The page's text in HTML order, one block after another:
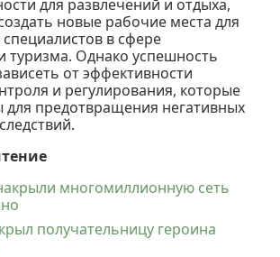
для развлечений и отдыха,
новые рабочие места для
в сфере
туризма. Однако успешность
от эффективности
и регулирования, которые
для предотвращения негативных
многомиллионную сеть
получательницу героина